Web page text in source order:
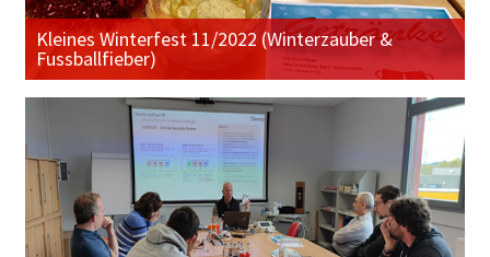
Kleines Winterfest 11/2022 (Winterzauber &
Fussballfieber)